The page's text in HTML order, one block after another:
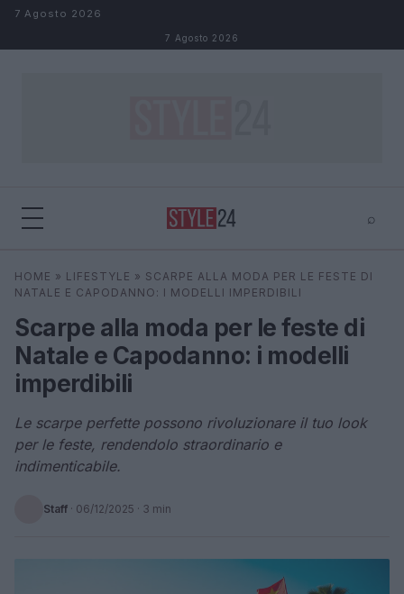
Salta al contenuto
7 Agosto 2026
7 Agosto 2026
⌕
Cerca ⌕ ×
HOME » LIFESTYLE » SCARPE ALLA MODA PER LE FESTE DI
NATALE E CAPODANNO: I MODELLI IMPERDIBILI
Scarpe alla moda per le feste di
Natale e Capodanno: i modelli
imperdibili
Le scarpe perfette possono rivoluzionare il tuo look
per le feste, rendendolo straordinario e
indimenticabile.
Staff · 06/12/2025 · 3 min